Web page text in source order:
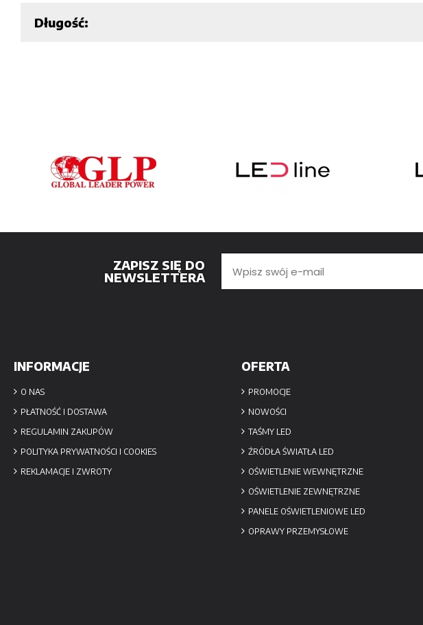
Długość:
ZAPISZ SIĘ DO
NEWSLETTERA
INFORMACJE
O NAS
PŁATNOŚĆ I DOSTAWA
REGULAMIN ZAKUPÓW
POLITYKA PRYWATNOŚCI I COOKIES
REKLAMACJE I ZWROTY
OFERTA
PROMOCJE
NOWOŚCI
TAŚMY LED
ŹRÓDŁA ŚWIATŁA LED
OŚWIETLENIE WEWNĘTRZNE
OŚWIETLENIE ZEWNĘTRZNE
PANELE OŚWIETLENIOWE LED
OPRAWY PRZEMYSŁOWE